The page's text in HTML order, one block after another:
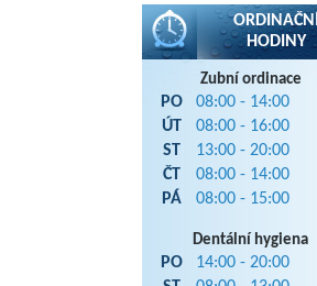
ORDINAČNÍ
HODINY
Zubní ordinace
PO
08:00 - 14:00
ÚT
08:00 - 16:00
ST
13:00 - 20:00
ČT
08:00 - 14:00
PÁ
08:00 - 15:00
Dentální hygiena
PO
14:00 - 20:00